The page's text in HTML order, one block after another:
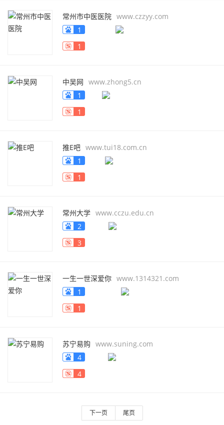
常州市中医医院 www.czzyy.com
1
1
中吴网 www.zhong5.cn
1
1
推E吧 www.tui18.com.cn
1
1
常州大学 www.cczu.edu.cn
2
3
一生一世深爱你 www.1314321.com
1
1
苏宁易购 www.suning.com
4
4
下一页 尾页